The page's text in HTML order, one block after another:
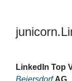
LinkedIn Top